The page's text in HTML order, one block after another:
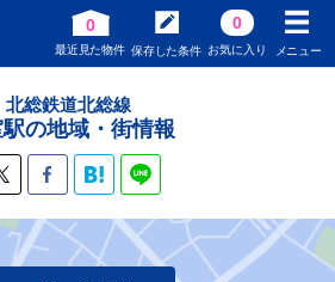
0
最近見た物件 保存した条件
0
お気に入り メニュー
北総鉄道北総線
の地域・街情報